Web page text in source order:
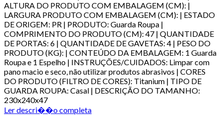
ALTURA DO PRODUTO COM EMBALAGEM (CM): |
LARGURA PRODUTO COM EMBALAGEM (CM): | ESTADO
DE ORIGEM: PR | PRODUTO: Guarda Roupa |
COMPRIMENTO DO PRODUTO (CM): 47 | QUANTIDADE
DE PORTAS: 6 | QUANTIDADE DE GAVETAS: 4 | PESO DO
PRODUTO (KG): | CONTEÚDO DA EMBALAGEM: 1 Guarda
Roupa e 1 Espelho | INSTRUÇÕES/CUIDADOS: Limpar com
pano macio e seco, não utilizar produtos abrasivos | CORES
DO PRODUTO (FILTRO DE CORES): Titanium | TIPO DE
GUARDA ROUPA: Casal | DESCRIÇÃO DO TAMANHO:
230x240x47
Ler descri��o completa